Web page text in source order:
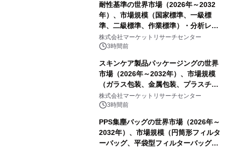
耐性基準の世界市場（2026年～2032
年）、市場規模（国家標準、一級標
準、二級標準、作業標準）・分析レポ
ートを発表
株式会社マーケットリサーチセンター
3時間前
スキンケア製品パッケージングの世界
市場（2026年～2032年）、市場規模
（ガラス包装、金属包装、プラスチッ
ク包装、その他）・分析レポートを発
表
株式会社マーケットリサーチセンター
3時間前
PPS集塵バッグの世界市場（2026年～
2032年）、市場規模（円筒形フィルタ
ーバッグ、平袋型フィルターバッグ、